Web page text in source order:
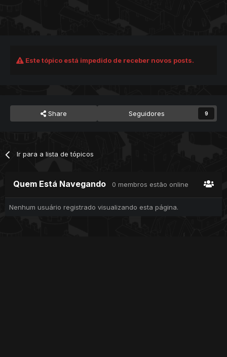
Este tópico está impedido de receber novos posts.
Share Seguidores 9
Ir para a lista de tópicos
Quem Está Navegando 0 membros estão online
Nenhum usuário registrado visualizando esta página.